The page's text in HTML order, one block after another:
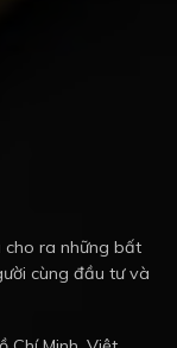
cho ra những bất
cùng đầu tư và